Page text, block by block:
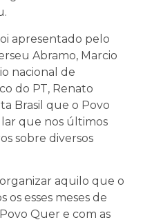
apresentado pelo
Abramo, Marcio
nacional de
do PT, Renato
Brasil que o Povo
que nos últimos
sobre diversos
aquilo que o
esses meses de
Quer e com as